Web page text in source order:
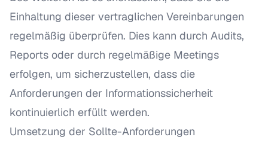
Einhaltung dieser vertraglichen Vereinbarungen
regelmäßig überprüfen. Dies kann durch Audits,
Reports oder durch regelmäßige Meetings
erfolgen, um sicherzustellen, dass die
Anforderungen der Informationssicherheit
kontinuierlich erfüllt werden.
Umsetzung der Sollte-Anforderungen